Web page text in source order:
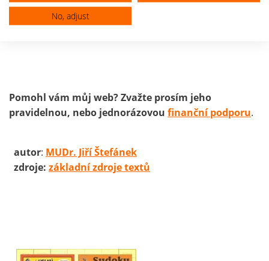
pro ženy s vrozenými srážlivými stavy (např.
mutace).
Pomohl vám můj web? Zvažte prosím jeho
pravidelnou, nebo jednorázovou finanční podporu.
autor: MUDr. Jiří Štefánek
zdroje: základní zdroje textů
No, adjust